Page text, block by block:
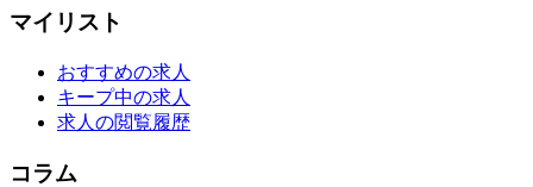
マイリスト
おすすめの求人
キープ中の求人
求人の閲覧履歴
コラム